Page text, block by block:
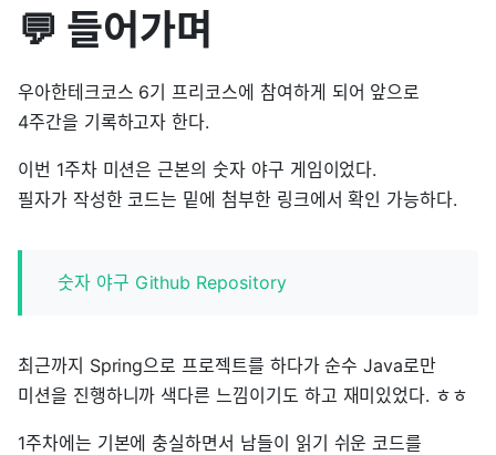
💬 들어가며
우아한테크코스 6기 프리코스에 참여하게 되어 앞으로
4주간을 기록하고자 한다.
이번 1주차 미션은 근본의 숫자 야구 게임이었다.
필자가 작성한 코드는 밑에 첨부한 링크에서 확인 가능하다.
숫자 야구 Github Repository
최근까지 Spring으로 프로젝트를 하다가 순수 Java로만
미션을 진행하니까 색다른 느낌이기도 하고 재미있었다. ㅎㅎ
1주차에는 기본에 충실하면서 남들이 읽기 쉬운 코드를